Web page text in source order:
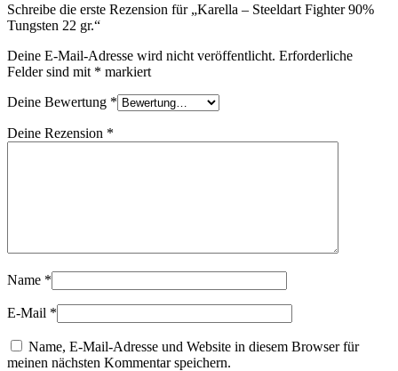
Schreibe die erste Rezension für „Karella – Steeldart Fighter 90%
Tungsten 22 gr.“
Deine E-Mail-Adresse wird nicht veröffentlicht. Erforderliche
Felder sind mit * markiert
Deine Bewertung *
Deine Rezension *
Name *
E-Mail *
Name, E-Mail-Adresse und Website in diesem Browser für
meinen nächsten Kommentar speichern.